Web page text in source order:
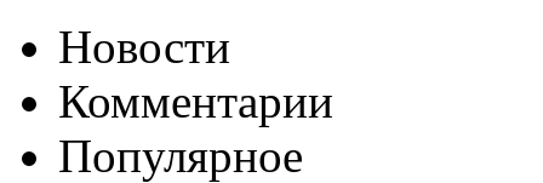
Новости
Комментарии
Популярное